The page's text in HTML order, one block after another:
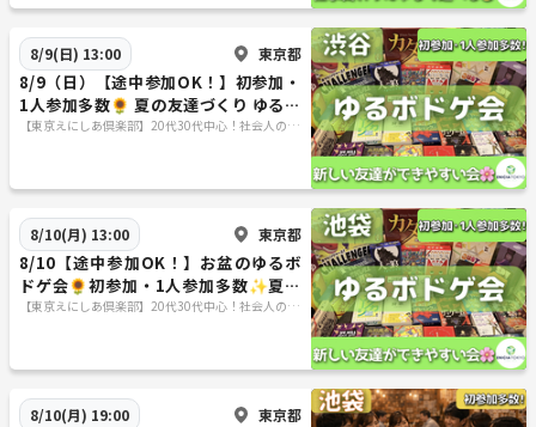
8/9(日) 13:00 東京都
8/9（日）【途中参加OK！】初参加・
1人参加多数🌻 夏の友達づくり ゆるボ
ドゲ会🎲
【東京えにしあ倶楽部】20代30代中心！社会人のた
8/10(月) 13:00 東京都
8/10【途中参加OK！】お盆のゆるボ
ドゲ会🌻初参加・1人参加多数✨夏の
交流イベント♫
【東京えにしあ倶楽部】20代30代中心！社会人のた
8/10(月) 19:00 東京都